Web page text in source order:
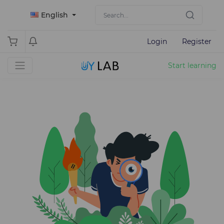
English
Login Register
Start learning